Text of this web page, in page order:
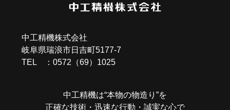
中工精機株式会社
岐阜県瑞浪市日吉町5177-7
TEL ：0572（69）1025
中工精機は“本物の物造り”を
正確な技術・迅速な行動・誠実な心で